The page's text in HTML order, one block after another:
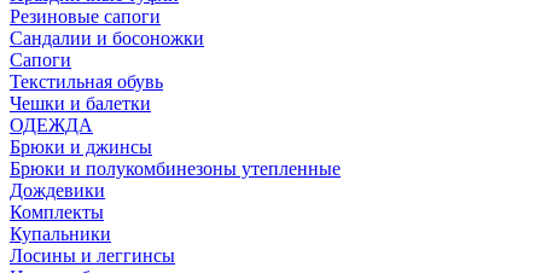
Резиновые сапоги
Сандалии и босоножки
Сапоги
Текстильная обувь
Чешки и балетки
ОДЕЖДА
Брюки и джинсы
Брюки и полукомбинезоны утепленные
Дождевики
Комплекты
Купальники
Лосины и леггинсы